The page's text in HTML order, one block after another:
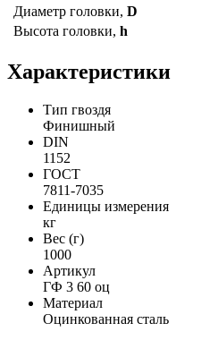
Диаметр головки, D
Высота головки, h
Характеристики
Тип гвоздя
Финишный
DIN
1152
ГОСТ
7811-7035
Единицы измерения
кг
Вес (г)
1000
Артикул
ГФ 3 60 оц
Материал
Оцинкованная сталь